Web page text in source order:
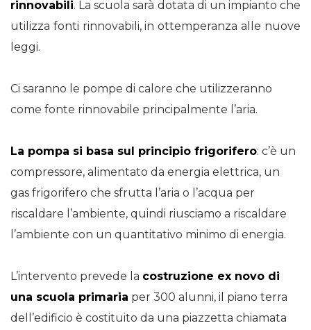
rinnovabili. La scuola sarà dotata di un impianto che
utilizza fonti rinnovabili, in ottemperanza alle nuove
leggi.
Ci saranno le pompe di calore che utilizzeranno
come fonte rinnovabile principalmente l’aria.
La pompa si basa sul principio frigorifero: c’è un
compressore, alimentato da energia elettrica, un
gas frigorifero che sfrutta l’aria o l’acqua per
riscaldare l’ambiente, quindi riusciamo a riscaldare
l’ambiente con un quantitativo minimo di energia.
L’intervento prevede la costruzione ex novo di
una scuola primaria per 300 alunni, il piano terra
dell’edificio è costituito da una piazzetta chiamata